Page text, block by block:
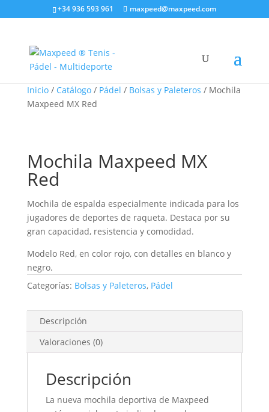
+34 936 593 961 maxpeed@maxpeed.com
Inicio/ Catálogo/ Pádel / Bolsas y Paleteros / Mochila
Maxpeed MX Red
Mochila Maxpeed MX
Red
Mochila de espalda especialmente indicada para los
jugadores de deportes de raqueta. Destaca por su
gran capacidad, resistencia y comodidad.
Modelo Red, en color rojo, con detalles en blanco y
negro.
Categorías: Bolsas y Paleteros, Pádel
Descripción
Valoraciones (0)
Descripción
La nueva mochila deportiva de Maxpeed